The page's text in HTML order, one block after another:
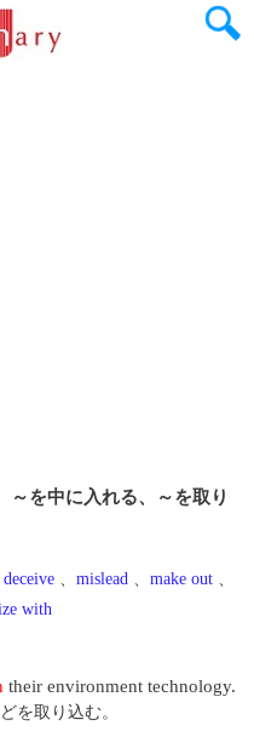
～を中に入れる、～を取り
deceive 、 mislead 、 make out 、
with
their environment technology.
を取り込む。